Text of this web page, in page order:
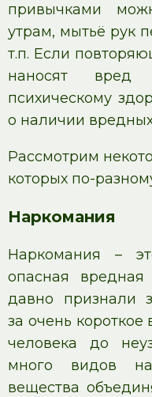
привычками
утрам, мытьё рук
т.п. Если
наносят
психическому
о наличии
Рассмотрим
которых по-
Наркомания
Наркомания –
опасная
давно признали
за очень
человека до
много видов
вещества